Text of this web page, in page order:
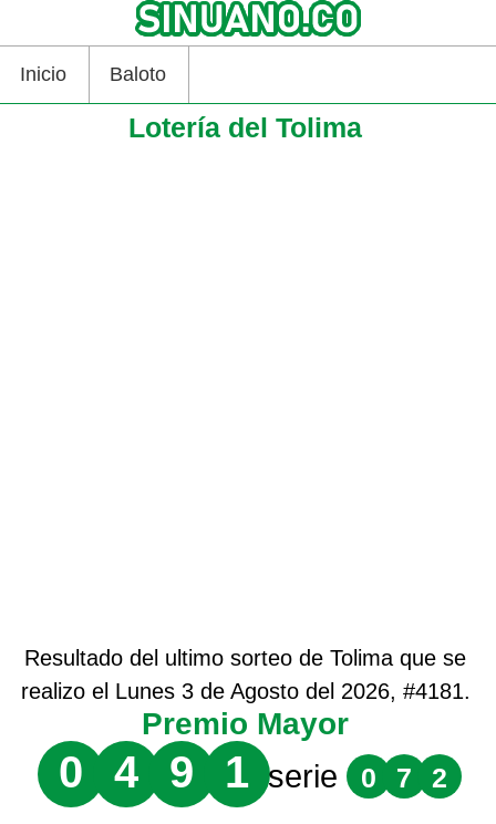
Inicio Baloto
Lotería del Tolima
Resultado del ultimo sorteo de Tolima que se
realizo el Lunes 3 de Agosto del 2026, #4181.
Premio Mayor
0 4 9 1 serie 0 7 2